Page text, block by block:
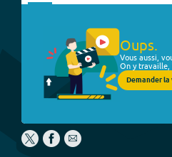
Oups.
Vous aussi,
On y travaille,
Demander la